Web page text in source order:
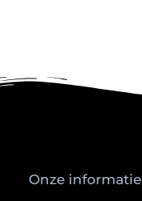
Onze informatie